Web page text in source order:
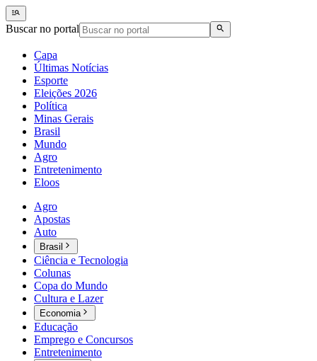
Buscar no portal
Capa
Últimas Notícias
Esporte
Eleições 2026
Política
Minas Gerais
Brasil
Mundo
Agro
Entretenimento
Eloos
Agro
Apostas
Auto
Brasil
Ciência e Tecnologia
Colunas
Copa do Mundo
Cultura e Lazer
Economia
Educação
Emprego e Concursos
Entretenimento